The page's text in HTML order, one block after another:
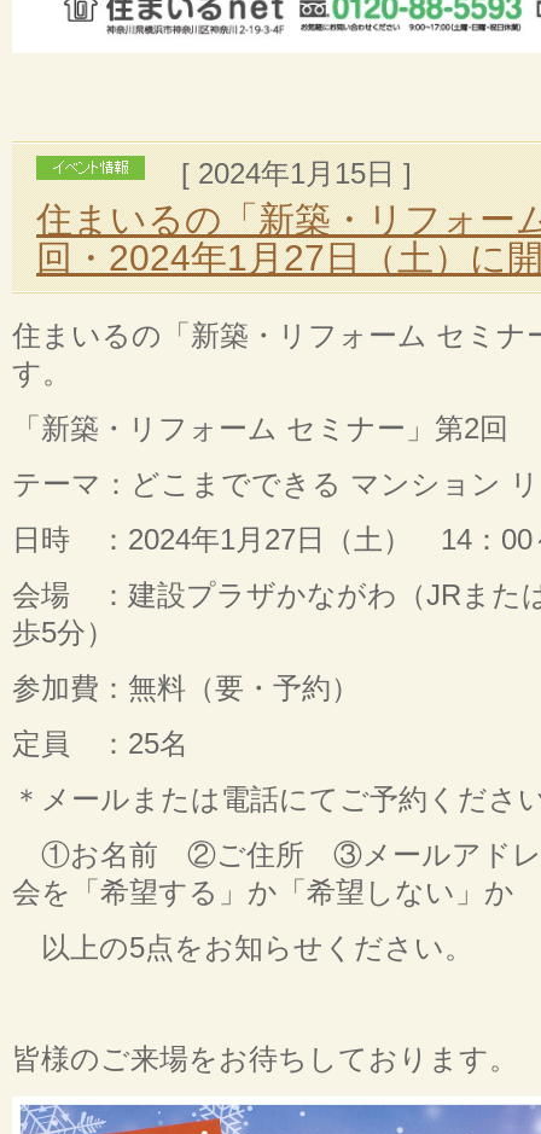
[ 2024年1月15日 ]
住まいるの「新築・リフォ
回・2024年1月27日（土）に
住まいるの「新築・リフォーム セミナ
す。
「新築・リフォーム セミナー」第2回
テーマ：どこまでできる マンション
日時 ：2024年1月27日（土） 14：00
会場 ：建設プラザかながわ（JRまた
歩5分）
参加費：無料（要・予約）
定員 ：25名
＊メールまたは電話にてご予約くださ
①お名前 ②ご住所 ③メールアド
会を「希望する」か「希望しない」か
以上の5点をお知らせください。
皆様のご来場をお待ちしております。